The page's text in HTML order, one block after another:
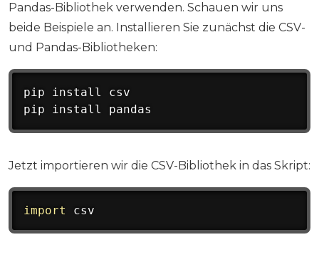
Pandas-Bibliothek verwenden. Schauen wir uns
beide Beispiele an. Installieren Sie zunächst die CSV-
und Pandas-Bibliotheken:
pip install csv
pip install pandas
Jetzt importieren wir die CSV-Bibliothek in das Skript:
import csv